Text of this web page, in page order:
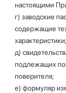
настоящими
г) заводские
содержащие
характеристики;
д)
подлежащих
поверителя;
е) формуляр